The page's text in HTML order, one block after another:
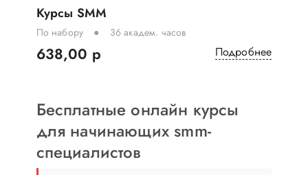
Курсы SMM
По набору 36 академ. часов
638,00 р Подробнее
Бесплатные онлайн курсы
для начинающих smm-
специалистов